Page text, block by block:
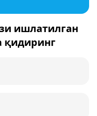
ишлатилган
қидиринг